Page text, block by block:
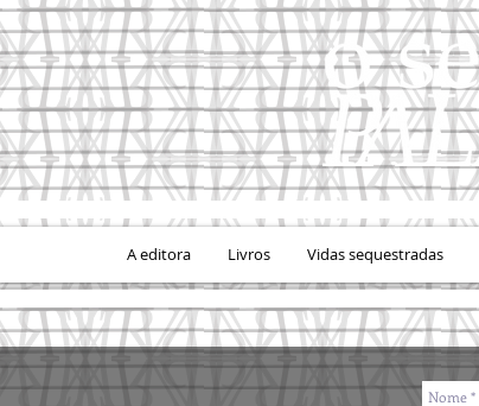
A editora Livros Vidas sequestradas